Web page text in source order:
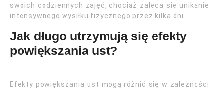
swoich codziennych zajęć, chociaż zaleca się unikanie
intensywnego wysiłku fizycznego przez kilka dni.
Jak długo utrzymują się efekty
powiększania ust?
Efekty powiększania ust mogą różnić się w zależności